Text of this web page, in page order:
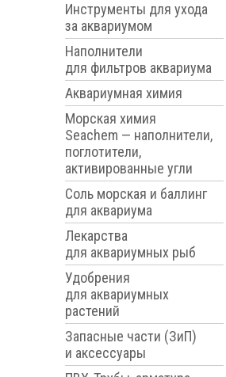
Инструменты для ухода
за аквариумом
Наполнители
для фильтров аквариума
Аквариумная химия
Морская химия
Seachem — наполнители,
поглотители,
активированные угли
Соль морская и баллинг
для аквариума
Лекарства
для аквариумных рыб
Удобрения
для аквариумных
растений
Запасные части (ЗиП)
и аксессуары